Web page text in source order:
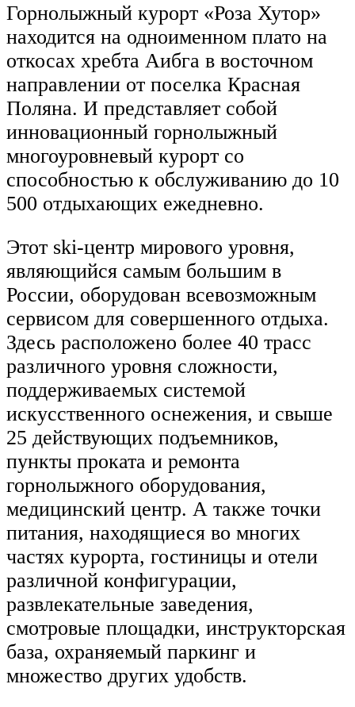
Горнолыжный курорт «Роза Хутор»
находится на одноименном плато на
откосах хребта Аибга в восточном
направлении от поселка Красная
Поляна. И представляет собой
инновационный горнолыжный
многоуровневый курорт со
способностью к обслуживанию до 10
500 отдыхающих ежедневно.
Этот ski-центр мирового уровня,
являющийся самым большим в
России, оборудован всевозможным
сервисом для совершенного отдыха.
Здесь расположено более 40 трасс
различного уровня сложности,
поддерживаемых системой
искусственного оснежения, и свыше
25 действующих подъемников,
пункты проката и ремонта
горнолыжного оборудования,
медицинский центр. А также точки
питания, находящиеся во многих
частях курорта, гостиницы и отели
различной конфигурации,
развлекательные заведения,
смотровые площадки, инструкторская
база, охраняемый паркинг и
множество других удобств.